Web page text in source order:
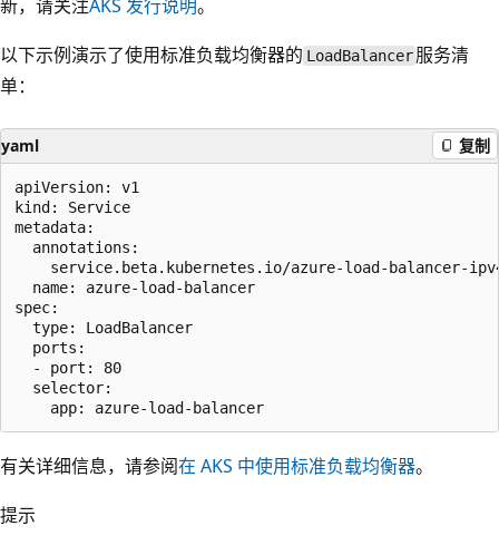
新，请关注AKS 发行说明。
以下示例演示了使用标准负载均衡器的 LoadBalancer 服务清
单：
yaml 复制
apiVersion: v1
kind: Service
metadata:
  annotations:
service.beta.kubernetes.io/azure-load-balancer-
  name: azure-load-balancer
spec:
  type: LoadBalancer
  ports:
  - port: 80
  selector:
有关详细信息，请参阅在 AKS 中使用标准负载均衡器。
提示